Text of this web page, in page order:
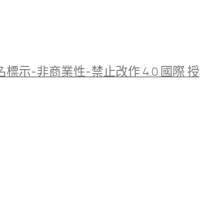
標示-非商業性-禁止改作 4.0 國際 授